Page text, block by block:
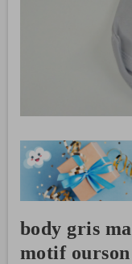
body gris
motif